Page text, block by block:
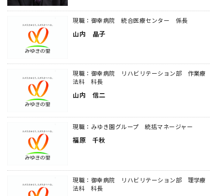
現職：御幸病院 統合医療センター 係長
山内 晶子
現職：御幸病院 リハビリテーション部 作業療
法科 科長
山内 信二
現職：みゆき園グループ 統括マネージャー
福原 千秋
現職：御幸病院 リハビリテーション部 理学療
法科 科長